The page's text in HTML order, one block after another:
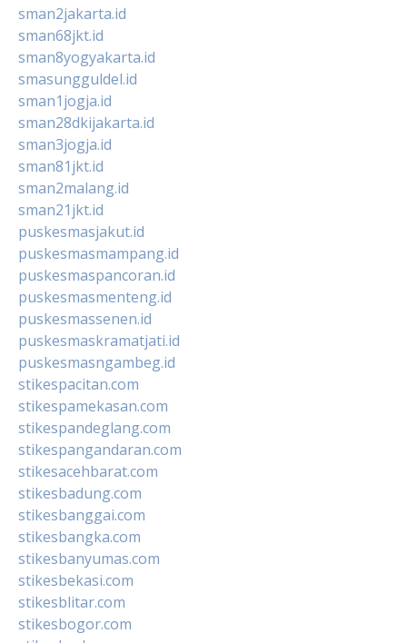
sman2jakarta.id
sman68jkt.id
sman8yogyakarta.id
smasungguldel.id
sman1jogja.id
sman28dkijakarta.id
sman3jogja.id
sman81jkt.id
sman2malang.id
sman21jkt.id
puskesmasjakut.id
puskesmasmampang.id
puskesmaspancoran.id
puskesmasmenteng.id
puskesmassenen.id
puskesmaskramatjati.id
puskesmasngambeg.id
stikespacitan.com
stikespamekasan.com
stikespandeglang.com
stikespangandaran.com
stikesacehbarat.com
stikesbadung.com
stikesbanggai.com
stikesbangka.com
stikesbanyumas.com
stikesbekasi.com
stikesblitar.com
stikesbogor.com